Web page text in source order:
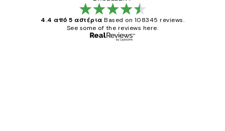
4.4 από 5 αστέρια Based on 108345 reviews.
See some of the reviews here.